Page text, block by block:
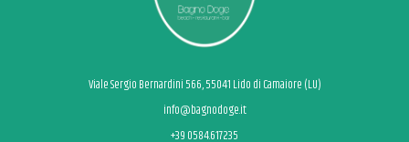
Viale Sergio Bernardini 566, 55041 Lido di Camaiore (LU)
info@bagnodoge.it
+39 0584.617235